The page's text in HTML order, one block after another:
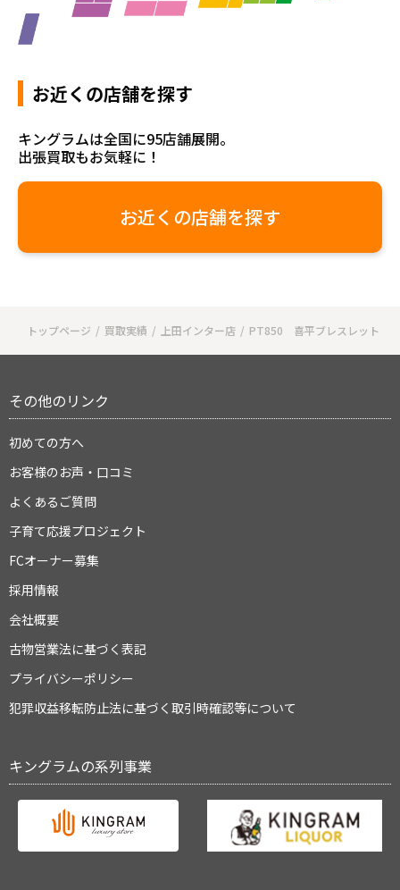
お近くの店舗を探す
キングラムは全国に95店舗展開。
出張買取もお気軽に！
お近くの店舗を探す
トップページ 買取実績 上田インター店 PT850 喜平ブレスレット
その他のリンク
初めての方へ
お客様のお声・口コミ
よくあるご質問
子育て応援プロジェクト
FCオーナー募集
採用情報
会社概要
古物営業法に基づく表記
プライバシーポリシー
犯罪収益移転防止法に基づく取引時確認等について
キングラムの系列事業